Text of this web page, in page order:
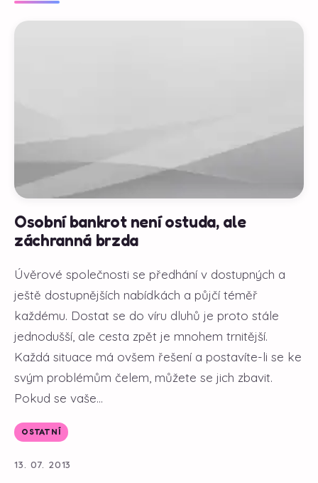
Osobní bankrot není ostuda, ale
záchranná brzda
Úvěrové společnosti se předhání v dostupných a
ještě dostupnějších nabídkách a půjčí téměř
každému. Dostat se do víru dluhů je proto stále
jednodušší, ale cesta zpět je mnohem trnitější.
Každá situace má ovšem řešení a postavíte-li se ke
svým problémům čelem, můžete se jich zbavit.
Pokud se vaše...
OSTATNÍ
13. 07. 2013